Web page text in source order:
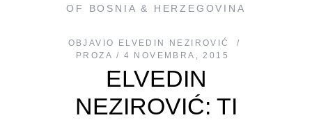
OF BOSNIA & HERZEGOVINA
OBJAVIO
ELVEDIN NEZIROVIĆ
PROZA
4 NOVEMBRA, 2015
ELVEDIN
NEZIROVIĆ: TI